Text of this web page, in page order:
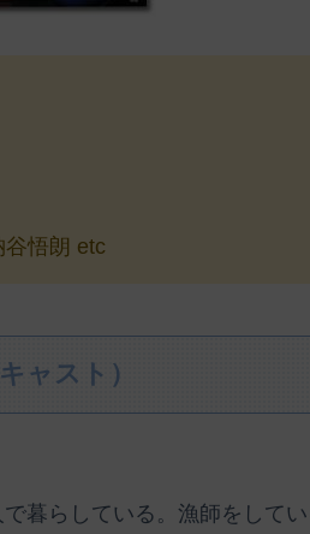
悟朗 etc
ャスト）
暮らしている。漁師をして